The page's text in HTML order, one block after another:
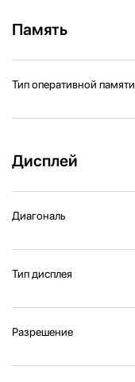
Память
Тип оперативной памяти
Дисплей
Диагональ
Тип дисплея
Разрешение